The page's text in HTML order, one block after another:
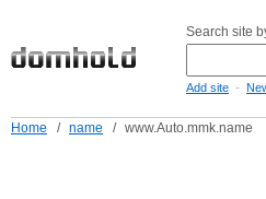
Search site
Add site -
Home / name / www.Auto.mmk.name